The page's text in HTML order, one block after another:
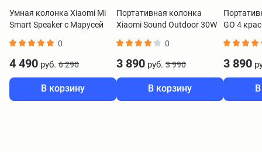
Умная колонка Xiaomi Mi
Smart Speaker с Марусей
0
4 490 руб. 6 290
В корзину
Портативная колонка
Xiaomi Sound Outdoor 30W
0
3 890 руб. 3 990
В корзину
GO 4
3 890